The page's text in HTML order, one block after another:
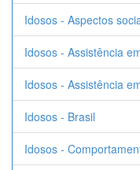
Idosos - Aspectos
Idosos - Assistência
Idosos - Assistência
Idosos - Brasil
Idosos -